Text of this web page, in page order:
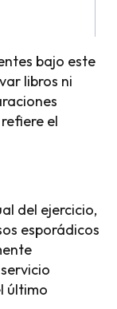
bajo este
libros ni
el
del ejercicio,
esporádicos
último